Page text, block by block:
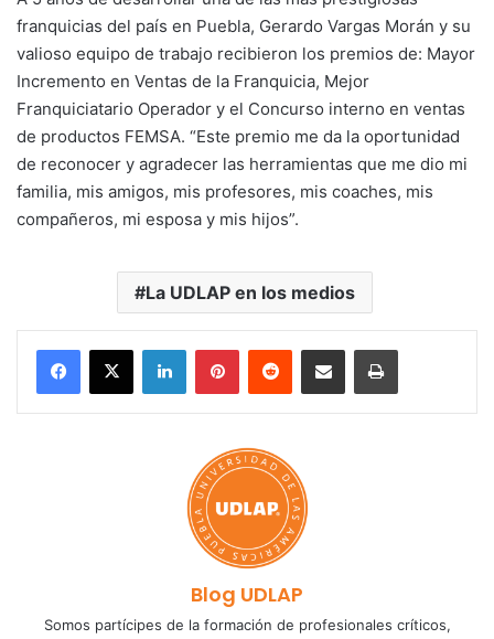
franquicias del país en Puebla, Gerardo Vargas Morán y su
valioso equipo de trabajo recibieron los premios de: Mayor
Incremento en Ventas de la Franquicia, Mejor
Franquiciatario Operador y el Concurso interno en ventas
de productos FEMSA. “Este premio me da la oportunidad
de reconocer y agradecer las herramientas que me dio mi
familia, mis amigos, mis profesores, mis coaches, mis
compañeros, mi esposa y mis hijos”.
La UDLAP en los medios
LinkedInPinterestReddit Share via Email Print
Blog UDLAP
Somos partícipes de la formación de profesionales críticos,